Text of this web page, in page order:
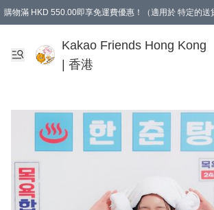
購物滿 HKD 550.00即享免運費優惠！（適用於 特定的送
Kakao Friends Hong Kong
| 香港